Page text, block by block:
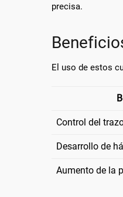
precisa.
El uso de estos
Control del
Desarrollo de
Aumento de la